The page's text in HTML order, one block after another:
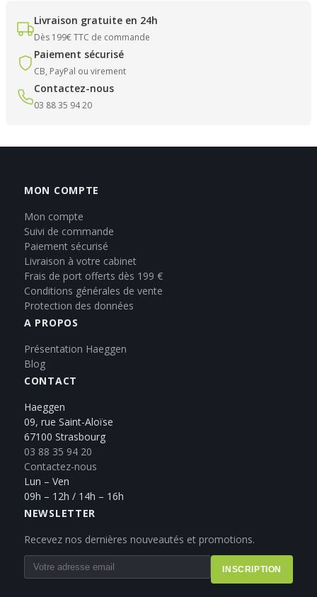
Livraison gratuite en 24h
Dès 199€ TTC de commande
Paiement sécurisé
CB, PayPal ou virement
Contactez-nous
03 88 35 94 20
MON COMPTE
Mon compte
Suivi de commande
Paiement sécurisé
Livraison à votre cabinet
Frais de port offerts dès 199 €
Conditions générales de vente
Protection des données
A PROPOS
Présentation Haeggen
Blog
CONTACT
Haeggen
09, rue Saint-Aloïse
67100 Strasbourg
03 88 35 94 20
Contactez-nous
Lun – Ven
09h – 12h / 14h – 16h
NEWSLETTER
Recevez nos dernières nouveautés et promotions.
INSCRIPTION